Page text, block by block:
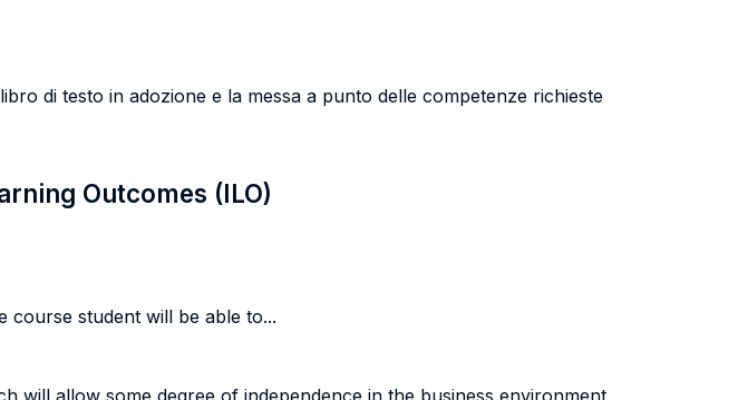
di testo in adozione e la messa a punto delle competenze richieste
Outcomes (ILO)
course student will be able to...
will allow some degree of independence in the business environment.